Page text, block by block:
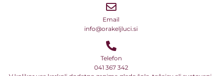
Email
info@orakeljluci.si
Telefon
041 367 342